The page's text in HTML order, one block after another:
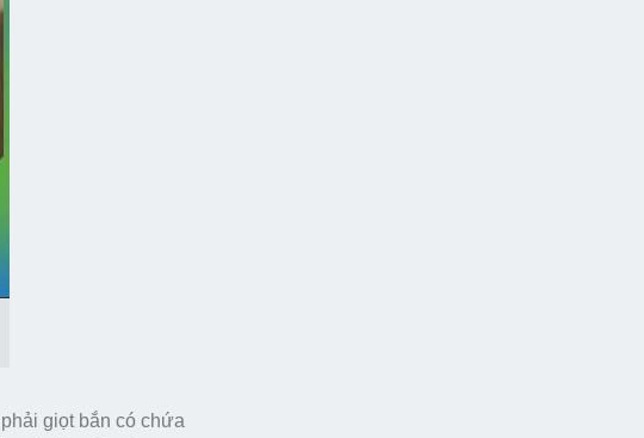
giọt bắn có chứa